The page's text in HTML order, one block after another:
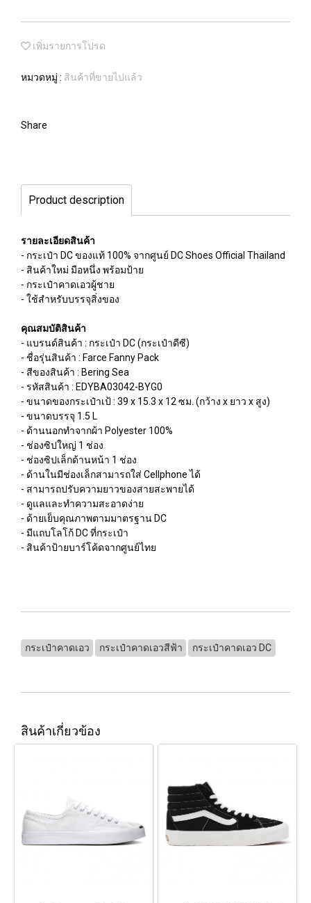
เพิ่มรายการโปรด
หมวดหมู่ : สินค้าที่ขายไปแล้ว
Share
Product description
รายละเอียดสินค้า
- กระเป๋า DC ของแท้ 100% จากศูนย์ DC Shoes Official Thailand
- สินค้าใหม่ มือหนึ่ง พร้อมป้าย
- กระเป๋าคาดเอวผู้ชาย
- ใช้สำหรับบรรจุสิ่งของ
คุณสมบัติสินค้า
- แบรนด์สินค้า : กระเป๋า DC (กระเป๋าดีซี)
- ชื่อรุ่นสินค้า : Farce Fanny Pack
- สีของสินค้า : Bering Sea
- รหัสสินค้า : EDYBA03042-BYG0
- ขนาดของกระเป๋าเป้ : 39 x 15.3 x 12 ซม. (กว้าง x ยาว x สูง)
- ขนาดบรรจุ 1.5 L
- ด้านนอกทำจากผ้า Polyester 100%
- ช่องซิปใหญ่ 1 ช่อง
- ช่องซิปเล็กด้านหน้า 1 ช่อง
- ด้านในมีช่องเล็กสามารถใส่ Cellphone ได้
- สามารถปรับความยาวของสายสะพายได้
- ดูแลและทำความสะอาดง่าย
- ด้ายเย็บคุณภาพตามมาตรฐาน DC
- มีแถบโลโก้ DC ที่กระเป๋า
- สินค้าป้ายบาร์โค้ดจากศูนย์ไทย
กระเป๋าคาดเอว กระเป๋าคาดเอวสีฟ้า กระเป๋าคาดเอว DC
สินค้าเกี่ยวข้อง